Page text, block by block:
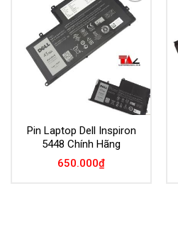
Add to
Wishlist
Pin Laptop Dell Inspiron
5448 Chính Hãng
650.000₫